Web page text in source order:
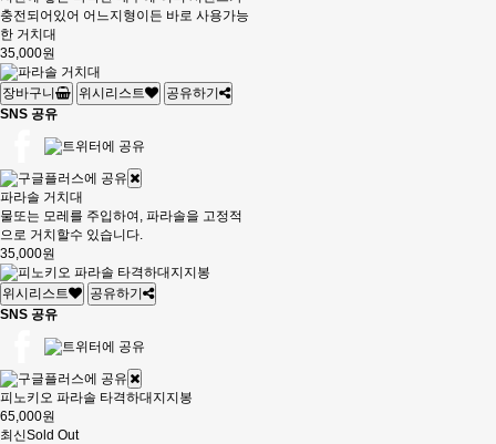
충전되어있어 어느지형이든 바로 사용가능
한 거치대
35,000원
장바구니 위시리스트
공유하기
SNS 공유
파라솔 거치대
물또는 모레를 주입하여, 파라솔을 고정적
으로 거치할수 있습니다.
35,000원
위시리스트
공유하기
SNS 공유
피노키오 파라솔 타격하대지지봉
65,000원
최신Sold Out